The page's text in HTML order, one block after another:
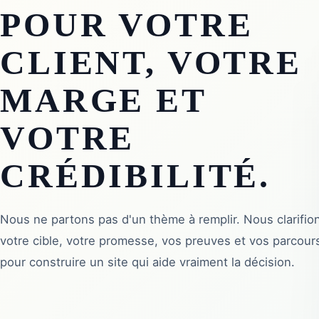
POUR VOTRE
CLIENT, VOTRE
MARGE ET
VOTRE
CRÉDIBILITÉ.
Nous ne partons pas d'un thème à remplir. Nous
votre cible, votre promesse, vos preuves et vos
pour construire un site qui aide vraiment la décision.